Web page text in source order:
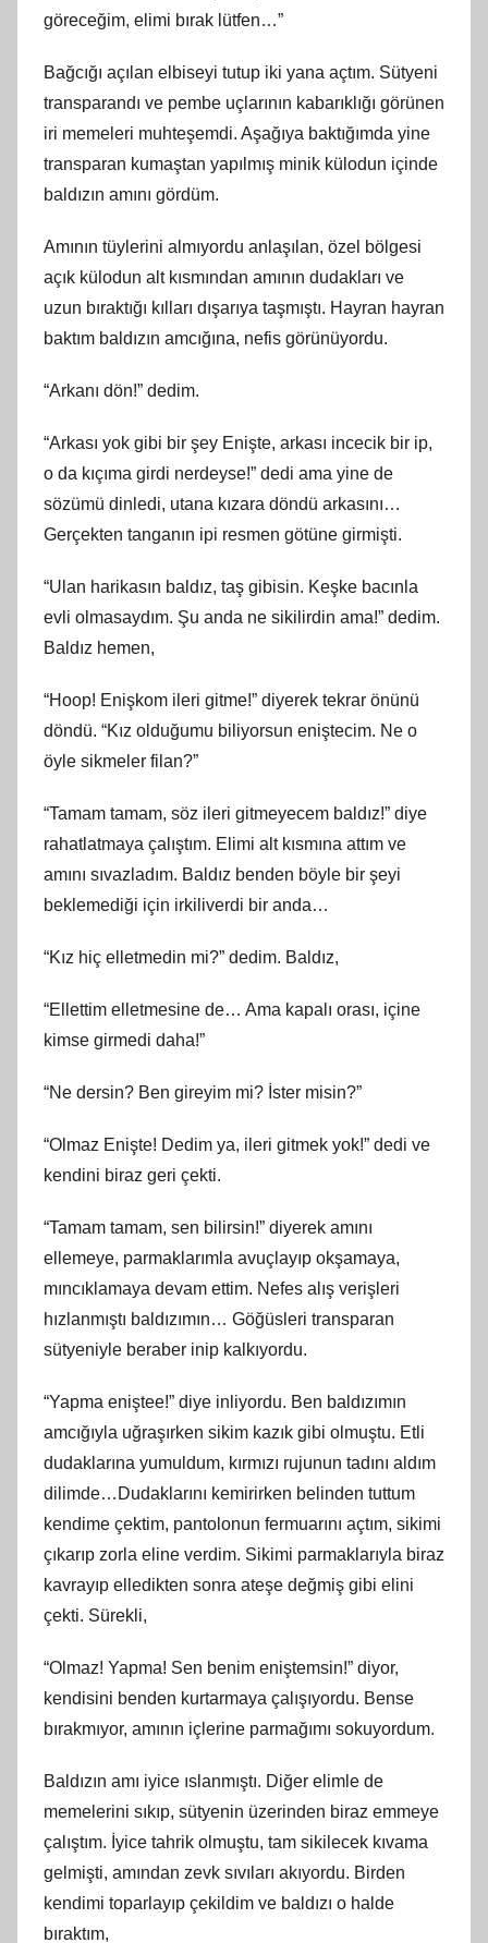
göreceğim, elimi bırak lütfen…”
Bağcığı açılan elbiseyi tutup iki yana açtım. Sütyeni
transparandı ve pembe uçlarının kabarıklığı görünen
iri memeleri muhteşemdi. Aşağıya baktığımda yine
transparan kumaştan yapılmış minik külodun içinde
baldızın amını gördüm.
Amının tüylerini almıyordu anlaşılan, özel bölgesi
açık külodun alt kısmından amının dudakları ve
uzun bıraktığı kılları dışarıya taşmıştı. Hayran hayran
baktım baldızın amcığına, nefis görünüyordu.
“Arkanı dön!” dedim.
“Arkası yok gibi bir şey Enişte, arkası incecik bir ip,
o da kıçıma girdi nerdeyse!” dedi ama yine de
sözümü dinledi, utana kızara döndü arkasını…
Gerçekten tanganın ipi resmen götüne girmişti.
“Ulan harikasın baldız, taş gibisin. Keşke bacınla
evli olmasaydım. Şu anda ne sikilirdin ama!” dedim.
Baldız hemen,
“Hoop! Enişkom ileri gitme!” diyerek tekrar önünü
döndü. “Kız olduğumu biliyorsun eniştecim. Ne o
öyle sikmeler filan?”
“Tamam tamam, söz ileri gitmeyecem baldız!” diye
rahatlatmaya çalıştım. Elimi alt kısmına attım ve
amını sıvazladım. Baldız benden böyle bir şeyi
beklemediği için irkiliverdi bir anda…
“Kız hiç elletmedin mi?” dedim. Baldız,
“Ellettim elletmesine de… Ama kapalı orası, içine
kimse girmedi daha!”
“Ne dersin? Ben gireyim mi? İster misin?”
“Olmaz Enişte! Dedim ya, ileri gitmek yok!” dedi ve
kendini biraz geri çekti.
“Tamam tamam, sen bilirsin!” diyerek amını
ellemeye, parmaklarımla avuçlayıp okşamaya,
mıncıklamaya devam ettim. Nefes alış verişleri
hızlanmıştı baldızımın… Göğüsleri transparan
sütyeniyle beraber inip kalkıyordu.
“Yapma eniştee!” diye inliyordu. Ben baldızımın
amcığıyla uğraşırken sikim kazık gibi olmuştu. Etli
dudaklarına yumuldum, kırmızı rujunun tadını aldım
dilimde…Dudaklarını kemirirken belinden tuttum
kendime çektim, pantolonun fermuarını açtım, sikimi
çıkarıp zorla eline verdim. Sikimi parmaklarıyla biraz
kavrayıp elledikten sonra ateşe değmiş gibi elini
çekti. Sürekli,
“Olmaz! Yapma! Sen benim eniştemsin!” diyor,
kendisini benden kurtarmaya çalışıyordu. Bense
bırakmıyor, amının içlerine parmağımı sokuyordum.
Baldızın amı iyice ıslanmıştı. Diğer elimle de
memelerini sıkıp, sütyenin üzerinden biraz emmeye
çalıştım. İyice tahrik olmuştu, tam sikilecek kıvama
gelmişti, amından zevk sıvıları akıyordu. Birden
kendimi toparlayıp çekildim ve baldızı o halde
bıraktım,